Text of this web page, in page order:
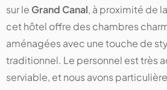
sur le Grand Canal, à proximité de
cet hôtel offre des chambres
aménagées avec une touche de
traditionnel. Le personnel est très
serviable, et nous avons